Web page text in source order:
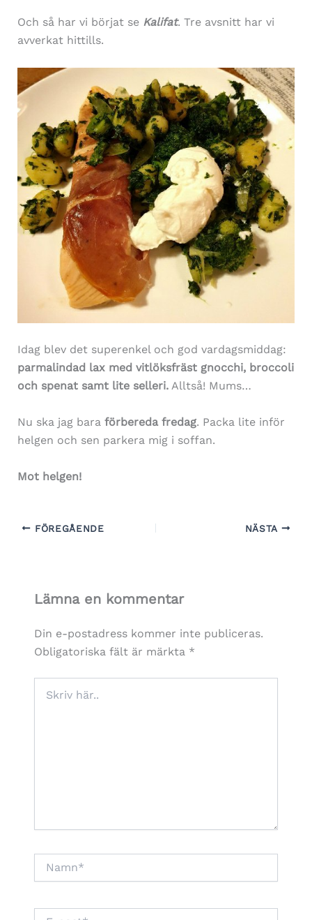
Och så har vi börjat se Kalifat. Tre avsnitt har vi
avverkat hittills.
Idag blev det superenkel och god vardagsmiddag:
parmalindad lax med vitlöksfräst gnocchi, broccoli
och spenat samt lite selleri.Alltså! Mums…
Nu ska jag bara förbereda fredag. Packa lite inför
helgen och sen parkera mig i soffan.
Mot helgen!
FÖREGÅENDE NÄSTA
Lämna en kommentar
Din e-postadress kommer inte publiceras.
Obligatoriska fält är märkta *
här..